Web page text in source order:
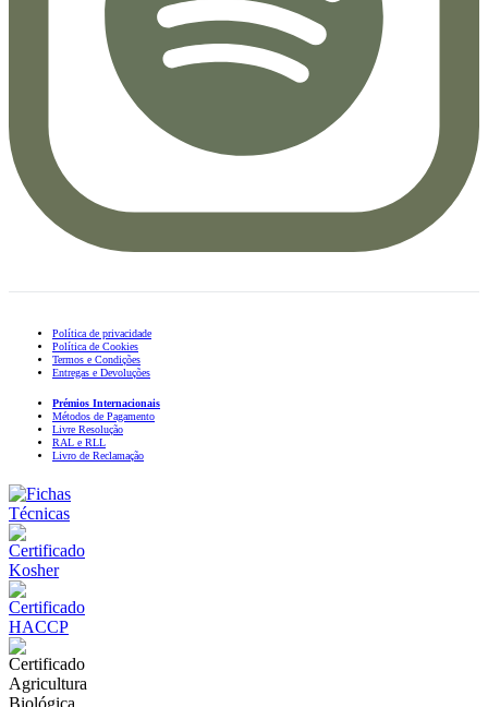
Política de privacidade
Política de Cookies
Termos e Condições
Entregas e Devoluções
Prémios Internacionais
Métodos de Pagamento
Livre Resolução
RAL e RLL
Livro de Reclamação